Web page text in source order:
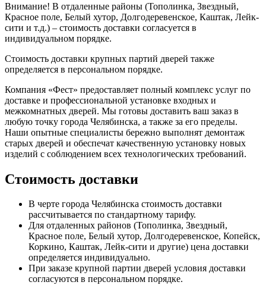
Внимание! В отдаленные районы (Тополинка, Звездный,
Красное поле, Белый хутор, Долгодеревенское, Каштак, Лейк-
сити и т.д.) – стоимость доставки согласуется в
индивидуальном порядке.
Стоимость доставки крупных партий дверей также
определяется в персональном порядке.
Компания «Фест» предоставляет полный комплекс услуг по
доставке и профессиональной установке входных и
межкомнатных дверей. Мы готовы доставить ваш заказ в
любую точку города Челябинска, а также за его пределы.
Наши опытные специалисты бережно выполнят демонтаж
старых дверей и обеспечат качественную установку новых
изделий с соблюдением всех технологических требований.
Стоимость доставки
В черте города Челябинска стоимость доставки
рассчитывается по стандартному тарифу.
Для отдаленных районов (Тополинка, Звездный,
Красное поле, Белый хутор, Долгодеревенское, Копейск,
Коркино, Каштак, Лейк-сити и другие) цена доставки
определяется индивидуально.
При заказе крупной партии дверей условия доставки
согласуются в персональном порядке.